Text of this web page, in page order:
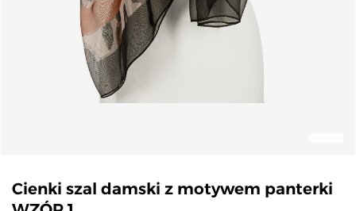
Cienki szal damski z motywem panterki